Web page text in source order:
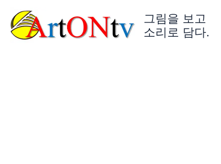
그림을 보고
소리로 담다.